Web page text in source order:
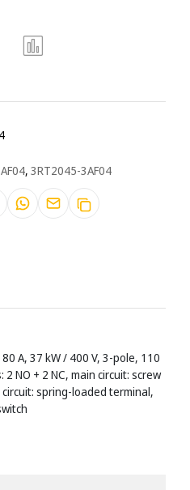
, 3RT2045-3AF04
A, 37 kW / 400 V, 3-pole, 110
NO + 2 NC, main circuit: screw
spring-loaded terminal,